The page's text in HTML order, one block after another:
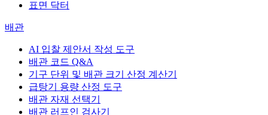
표면 닥터
배관
AI 입찰 제안서 작성 도구
배관 코드 Q&A
기구 단위 및 배관 크기 산정 계산기
급탕기 용량 산정 도구
배관 자재 선택기
배관 러프인 검사기